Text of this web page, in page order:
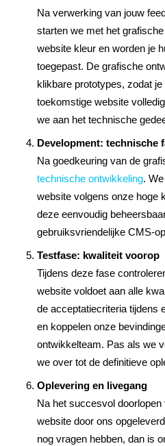
Na verwerking van jouw
starten we met het
website kleur en worden je
toegepast. De grafische
klikbare prototypes, zodat
toekomstige website
we aan het technische
Development: technische
Na goedkeuring van de
technische ontwikkeling.
website volgens onze hoge
deze eenvoudig
gebruiksvriendelijke CMS-
Testfase: kwaliteit voorop
Tijdens deze fase
website voldoet aan alle
de acceptatiecriteria tijdens
en koppelen onze
ontwikkelteam. Pas als we
we over tot de definitieve
Oplevering en livegang
Na het succesvol
website door ons
nog vragen hebben, dan is